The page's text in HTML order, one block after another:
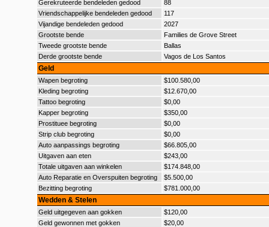
Gerekruteerde bendeleden gedood
88
Vriendschappelijke bendeleden gedood
117
Vijandige bendeleden gedood
2027
Grootste bende
Families de Grove Street
Tweede grootste bende
Ballas
Derde grootste bende
Vagos de Los Santos
Geld
Wapen begroting
$100.580,00
Kleding begroting
$12.670,00
Tattoo begroting
$0,00
Kapper begroting
$350,00
Prostituee begroting
$0,00
Strip club begroting
$0,00
Auto aanpassings begroting
$66.805,00
Uitgaven aan eten
$243,00
Totale uitgaven aan winkelen
$174.848,00
Auto Reparatie en Overspuiten begroting
$5.500,00
Bezitting begroting
$781.000,00
Wedden & Stelen
Geld uitgegeven aan gokken
$120,00
Geld gewonnen met gokken
$20,00